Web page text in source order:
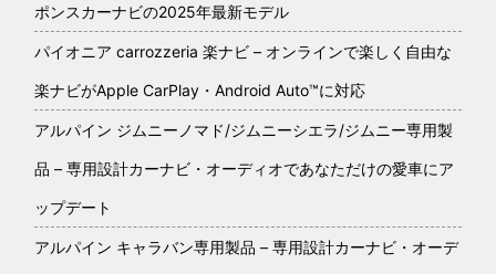
ポンスカーナビの2025年最新モデル
パイオニア carrozzeria 楽ナビ – オンラインで楽しく自由な
楽ナビがApple CarPlay・Android Auto™に対応
アルパイン ジムニーノマド/ジムニーシエラ/ジムニー専用製
品 – 専用設計カーナビ・オーディオであなただけの愛車にア
ップデート
アルパイン キャラバン専用製品 – 専用設計カーナビ・オーデ